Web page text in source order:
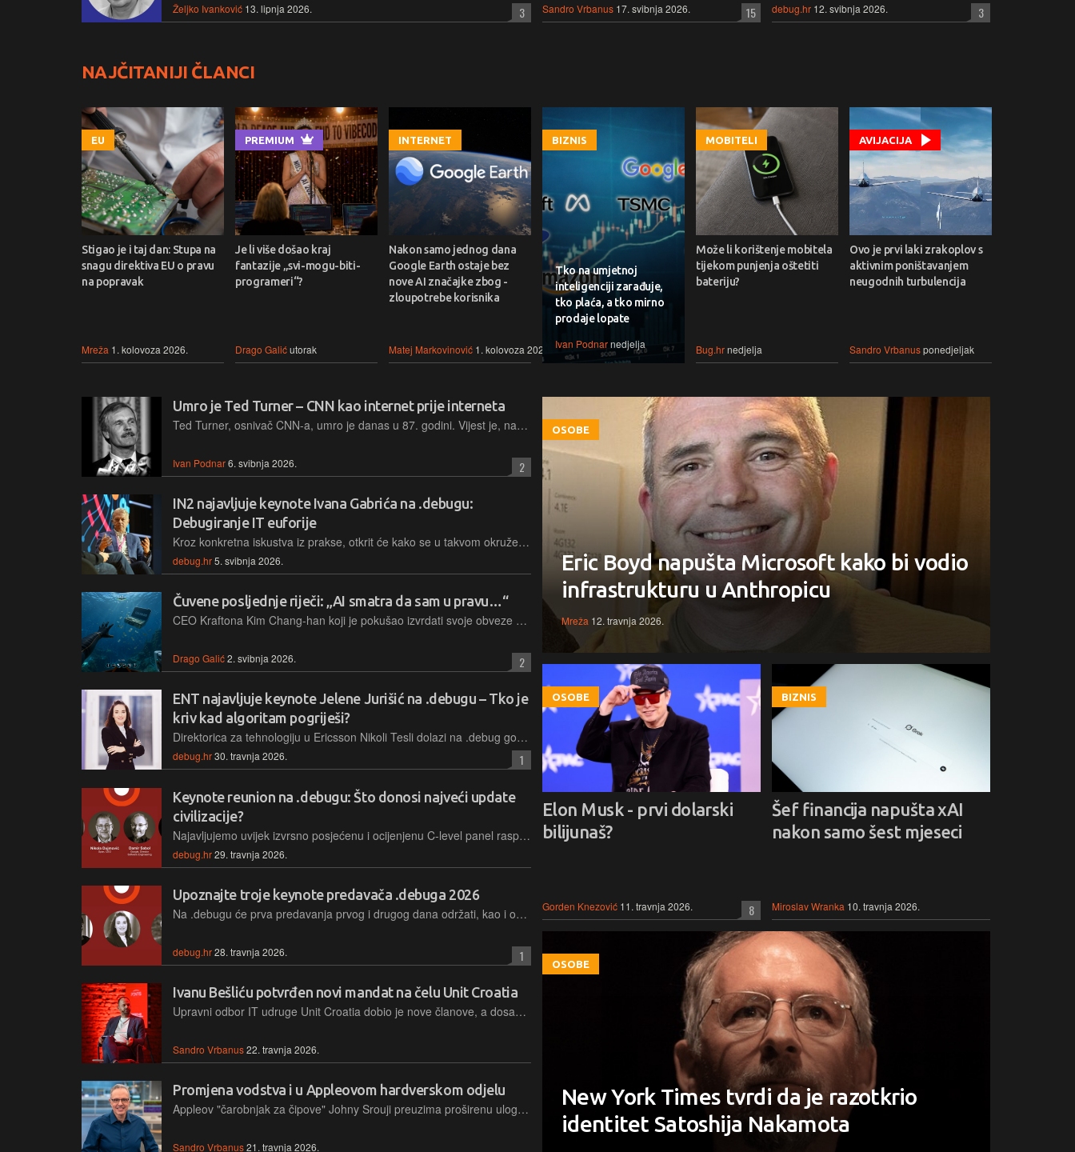
Željko Ivanković 13. lipnja 2026. 3 Sandro Vrbanus 17. svibnja 2026. 15 debug.hr 12. svibnja 2026. 3
NAJČITANIJI ČLANCI
EU
Stigao je i taj dan: Stupa na
snagu direktiva EU o pravu
na popravak
Mreža 1. kolovoza 2026.
PREMIUM
Je li više došao kraj
fantazije „svi-mogu-biti-
programeri“?
Drago Galićutorak
INTERNET
Nakon samo jednog dana
Google Earth ostaje bez
nove AI značajke zbog -
zloupotrebe korisnika
Matej Markovinović 1. kolovoza 2026.
BIZNIS
Tko na umjetnoj
inteligenciji zarađuje,
tko plaća, a tko mirno
prodaje lopate
Ivan Podnarnedjelja
MOBITELI
Može li korištenje mobitela
tijekom punjenja oštetiti
bateriju?
Bug.hrnedjelja
AVIJACIJA
Ovo je prvi laki zrakoplov s
aktivnim poništavanjem
neugodnih turbulencija
Sandro Vrbanusponedjeljak
Umro je Ted Turner – CNN kao internet prije interneta
Ted Turner, osnivač CNN-a, umro je danas u 87. godini. Vijest je, naravno, prva objavila mreža koju je izgradio – tu se ne može a ne pomisliti kako u tome ima simbolike
Ivan Podnar6. svibnja 2026. 2
IN2 najavljuje keynote Ivana Gabrića na .debugu:
Debugiranje IT euforije
Kroz konkretna iskustva iz prakse, otkrit će kako se u takvom okruženju donose odluke, kako se grade timovi i smisleni projekti i kako se pronalazi ravnoteža između brzine, kvalitete i održivosti
debug.hr5. svibnja 2026.
Čuvene posljednje riječi: „AI smatra da sam u pravu…“
CEO Kraftona Kim Chang-han koji je pokušao izvrdati svoje obveze prema tvorcima Subnautice nije poseban po tome što je CEO, već po tome što je upao u aktualnu zamku za sociopate – vjeruje chatbotu koji mu kaže da je genijalan
Drago Galić2. svibnja 2026. 2
ENT najavljuje keynote Jelene Jurišić na .debugu – Tko je
kriv kad algoritam pogriješi?
Direktorica za tehnologiju u Ericsson Nikoli Tesli dolazi na .debug govoriti o podjeli odgovornosti u eri umjetne inteligencije, korištenju AI-ja u institucionalnim okvirima te izazovima takve stvarnosti
debug.hr30. travnja 2026. 1
Keynote reunion na .debugu: Što donosi najveći update
civilizacije?
Najavljujemo uvijek izvrsno posjećenu i ocijenjenu C-level panel raspravu tehnološke konferencije .debug na kojoj sudjeluju najistaknutiji lideri domaće IT scene
debug.hr29. travnja 2026.
Upoznajte troje keynote predavača .debuga 2026
Na .debugu će prva predavanja prvog i drugog dana održati, kao i obično, oni koji su se istaknuli svojim postignućima i koje domaća ICT zajednica cijeni i poštuje. Više o njima doznajte u nastavku
debug.hr28. travnja 2026. 1
Ivanu Bešliću potvrđen novi mandat na čelu Unit Croatia
Upravni odbor IT udruge Unit Croatia dobio je nove članove, a dosadašnji predsjednik novi mandat, s fokusom na povezivanje i unaprjeđenje IT sektora u okolnostima tehnoloških i tržišnih promjena
Sandro Vrbanus22. travnja 2026.
Promjena vodstva i u Appleovom hardverskom odjelu
Appleov "čarobnjak za čipove" Johny Srouji preuzima proširenu ulogu u vođenju inženjeringa i postaje glavni direktor za hardver, objedinjujući pod sobom ključne odjele koji stoje iza inovacija
Sandro Vrbanus21. travnja 2026.
OSOBE
Eric Boyd napušta Microsoft kako bi vodio
infrastrukturu u Anthropicu
Mreža 12. travnja 2026.
OSOBE
Elon Musk - prvi dolarski
bilijunaš?
Gorden Knezović 11. travnja 2026. 8
BIZNIS
Šef financija napušta xAI
nakon samo šest mjeseci
Miroslav Wranka 10. travnja 2026.
OSOBE
New York Times tvrdi da je razotkrio
identitet Satoshija Nakamota